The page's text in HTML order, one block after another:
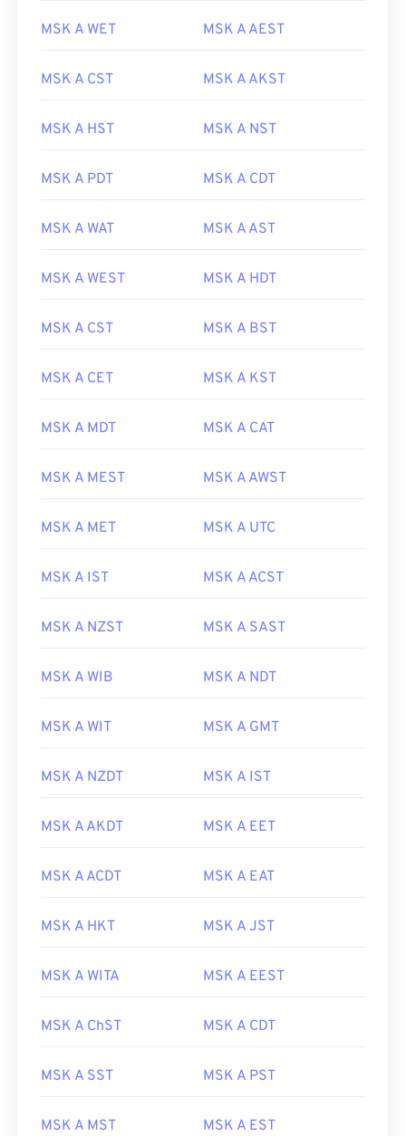
MSK A WET MSK A AEST
MSK A CST MSK A AKST
MSK A HST MSK A NST
MSK A PDT MSK A CDT
MSK A WAT MSK A AST
MSK A WEST MSK A HDT
MSK A CST MSK A BST
MSK A CET MSK A KST
MSK A MDT MSK A CAT
MSK A MEST MSK A AWST
MSK A MET MSK A UTC
MSK A IST MSK A ACST
MSK A NZST MSK A SAST
MSK A WIB MSK A NDT
MSK A WIT MSK A GMT
MSK A NZDT MSK A IST
MSK A AKDT MSK A EET
MSK A ACDT MSK A EAT
MSK A HKT MSK A JST
MSK A WITA MSK A EEST
MSK A ChST MSK A CDT
MSK A SST MSK A PST
MSK A MST MSK A EST